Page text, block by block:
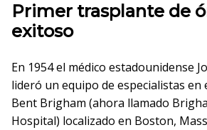
Primer trasplante de
exitoso
En 1954 el médico estadounidense
lideró un equipo de especialistas en
Bent Brigham (ahora llamado
Hospital) localizado en Boston,